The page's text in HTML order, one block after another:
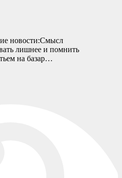
новости:Смысл
лишнее и помнить
на базар…